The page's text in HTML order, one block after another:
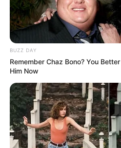
BUZZ DAY
Remember Chaz Bono? You
Him Now